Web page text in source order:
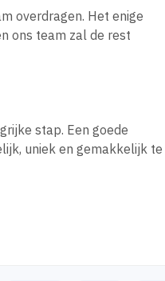
overdragen. Het enige
ons team zal de rest
stap. Een goede
uniek en gemakkelijk te